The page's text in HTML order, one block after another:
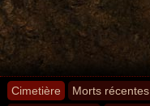
Cimetière Morts récentes